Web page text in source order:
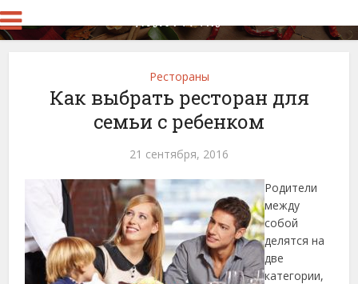
Рестораны
Как выбрать ресторан для
семьи с ребенком
21 сентября, 2016
Родители
между
собой
делятся на
две
категории,